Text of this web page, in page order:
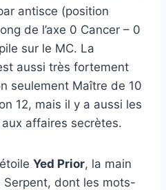
antisce (position
de l’axe 0 Cancer – 0
sur le MC. La
aussi très fortement
seulement Maître de 10
12, mais il y a aussi les
affaires secrètes.
Yed Prior, la main
dont les mots-